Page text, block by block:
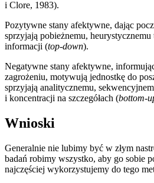
i Clore, 1983).
Pozytywne stany afektywne, dając
sprzyjają pobieżnemu,
informacji (top-down).
Negatywne stany afektywne,
zagrożeniu, motywują jednostkę do
sprzyjają analitycznemu,
i koncentracji na szczegółach (bottom-
Wnioski
Generalnie nie lubimy być w złym
badań robimy wszystko, aby go sobie
najczęściej wykorzystujemy do tego